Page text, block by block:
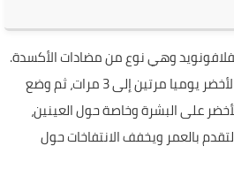
وهي نوع من مضادات الأكسدة.
ويفضل شرب كوب من الشاي الأخضر يوميا مرتين إلى 3 مرات، ثم وضع
على البشرة وخاصة حول العينين،
بالعمر ويخفف الانتفاخات حول